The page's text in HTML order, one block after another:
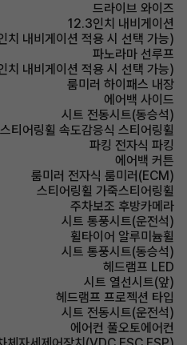
드라이브 와이즈
12.3인치 내비게이션
치 내비게이션 적용 시 선택 가능)
파노라마 선루프
치 내비게이션 적용 시 선택 가능)
룸미러 하이패스 내장
에어백 사이드
시트 전동시트(동승석)
스티어링휠 속도감응식 스티어링휠
파킹 전자식 파킹
에어백 커튼
룸미러 전자식 룸미러(ECM)
스티어링휠 가죽스티어링휠
주차보조 후방카메라
시트 통풍시트(운전석)
휠타이어 알루미늄휠
시트 통풍시트(동승석)
헤드램프 LED
시트 열선시트(앞)
헤드램프 프로젝션 타입
시트 전동시트(운전석)
에어컨 풀오토에어컨